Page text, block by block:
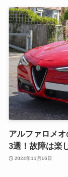
アルファロメ
3選！故障は楽
2024年11月16日